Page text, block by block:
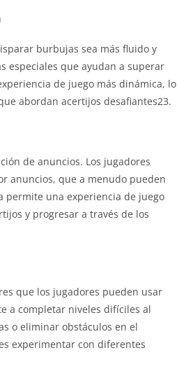
burbujas sea más fluido y
especiales que ayudan a superar
de juego más dinámica, lo
abordan acertijos desafiantes23.
de anuncios. Los jugadores
anuncios, que a menudo pueden
permite una experiencia de juego
y progresar a través de los
que los jugadores pueden usar
a completar niveles difíciles al
o eliminar obstáculos en el
experimentar con diferentes